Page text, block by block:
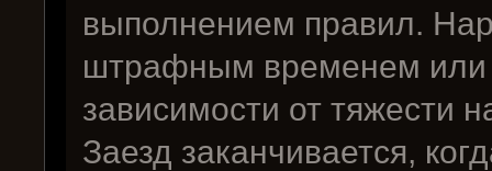
выполнением правил.
штрафным временем или
зависимости от тяжести
Заезд заканчивается,